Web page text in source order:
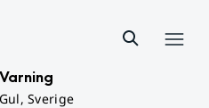
Varning
Gul, Sverige